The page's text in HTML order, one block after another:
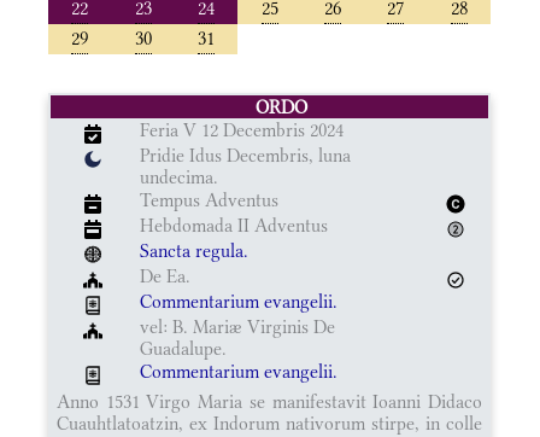
22
23 24 25 26 27
28
29
30 31
ORDO
Feria V 12 Decembris 2024
Pridie Idus Decembris, luna
undecima.
Tempus Adventus
Hebdomada II Adventus
Sancta regula.
De Ea.
Commentarium evangelii.
vel: B. Mariæ Virginis De
Guadalupe.
Commentarium evangelii.
Anno 1531 Virgo Maria se manifestavit Ioanni Didaco
Cuauhtlatoatzin, ex Indorum nativorum stirpe, in colle